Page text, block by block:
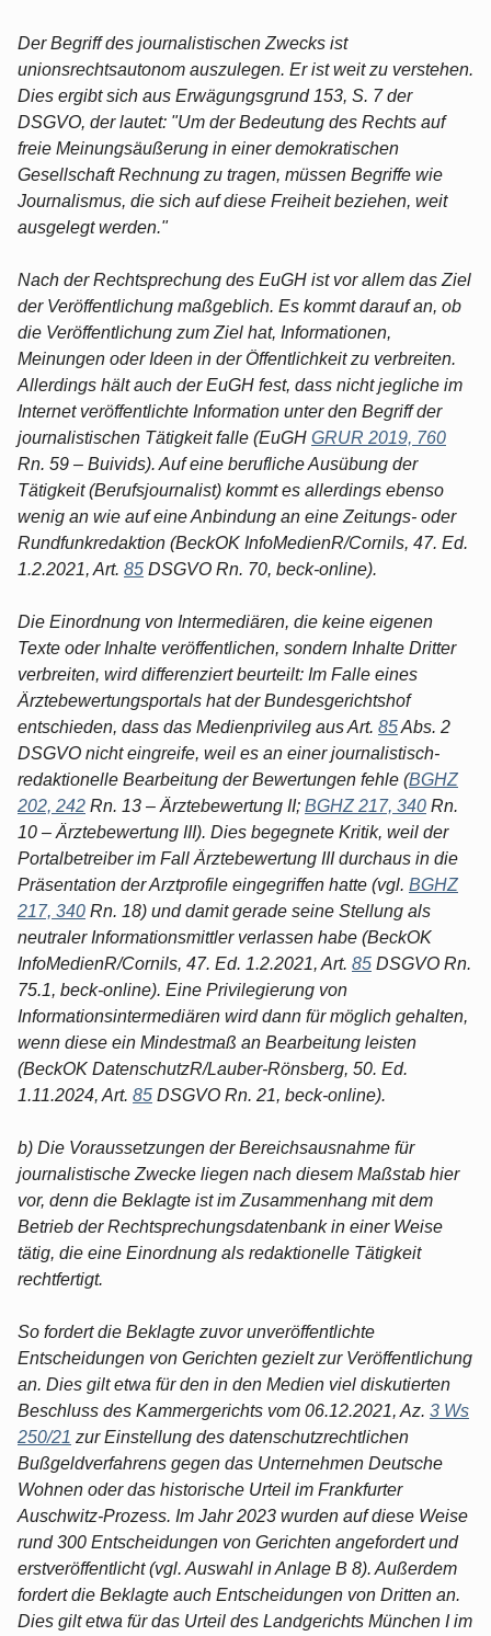
Der Begriff des journalistischen Zwecks ist
unionsrechtsautonom auszulegen. Er ist weit zu verstehen.
Dies ergibt sich aus Erwägungsgrund 153, S. 7 der
DSGVO, der lautet: "Um der Bedeutung des Rechts auf
freie Meinungsäußerung in einer demokratischen
Gesellschaft Rechnung zu tragen, müssen Begriffe wie
Journalismus, die sich auf diese Freiheit beziehen, weit
ausgelegt werden."
Nach der Rechtsprechung des EuGH ist vor allem das Ziel
der Veröffentlichung maßgeblich. Es kommt darauf an, ob
die Veröffentlichung zum Ziel hat, Informationen,
Meinungen oder Ideen in der Öffentlichkeit zu verbreiten.
Allerdings hält auch der EuGH fest, dass nicht jegliche im
Internet veröffentlichte Information unter den Begriff der
journalistischen Tätigkeit falle (EuGH GRUR 2019, 760
Rn. 59 – Buivids). Auf eine berufliche Ausübung der
Tätigkeit (Berufsjournalist) kommt es allerdings ebenso
wenig an wie auf eine Anbindung an eine Zeitungs- oder
Rundfunkredaktion (BeckOK InfoMedienR/Cornils, 47. Ed.
1.2.2021, Art. 85 DSGVO Rn. 70, beck-online).
Die Einordnung von Intermediären, die keine eigenen
Texte oder Inhalte veröffentlichen, sondern Inhalte Dritter
verbreiten, wird differenziert beurteilt: Im Falle eines
Ärztebewertungsportals hat der Bundesgerichtshof
entschieden, dass das Medienprivileg aus Art. 85Abs. 2
DSGVO nicht eingreife, weil es an einer journalistisch-
redaktionelle Bearbeitung der Bewertungen fehle (BGHZ
202, 242 Rn. 13 – Ärztebewertung II; BGHZ 217, 340 Rn.
10 – Ärztebewertung III). Dies begegnete Kritik, weil der
Portalbetreiber im Fall Ärztebewertung III durchaus in die
Präsentation der Arztprofile eingegriffen hatte (vgl. BGHZ
217, 340 Rn. 18) und damit gerade seine Stellung als
neutraler Informationsmittler verlassen habe (BeckOK
InfoMedienR/Cornils, 47. Ed. 1.2.2021, Art. 85 DSGVO Rn.
75.1, beck-online). Eine Privilegierung von
Informationsintermediären wird dann für möglich gehalten,
wenn diese ein Mindestmaß an Bearbeitung leisten
(BeckOK DatenschutzR/Lauber-Rönsberg, 50. Ed.
1.11.2024, Art. 85 DSGVO Rn. 21, beck-online).
b) Die Voraussetzungen der Bereichsausnahme für
journalistische Zwecke liegen nach diesem Maßstab hier
vor, denn die Beklagte ist im Zusammenhang mit dem
Betrieb der Rechtsprechungsdatenbank in einer Weise
tätig, die eine Einordnung als redaktionelle Tätigkeit
rechtfertigt.
So fordert die Beklagte zuvor unveröffentlichte
Entscheidungen von Gerichten gezielt zur Veröffentlichung
an. Dies gilt etwa für den in den Medien viel diskutierten
Beschluss des Kammergerichts vom 06.12.2021, Az. 3 Ws
250/21 zur Einstellung des datenschutzrechtlichen
Bußgeldverfahrens gegen das Unternehmen Deutsche
Wohnen oder das historische Urteil im Frankfurter
Auschwitz-Prozess. Im Jahr 2023 wurden auf diese Weise
rund 300 Entscheidungen von Gerichten angefordert und
erstveröffentlicht (vgl. Auswahl in Anlage B 8). Außerdem
fordert die Beklagte auch Entscheidungen von Dritten an.
Dies gilt etwa für das Urteil des Landgerichts München I im